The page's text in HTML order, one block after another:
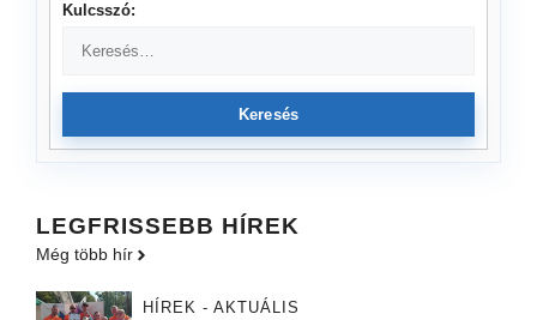
Kulcsszó:
Keresés
LEGFRISSEBB HÍREK
Még több hír
HÍREK - AKTUÁLIS